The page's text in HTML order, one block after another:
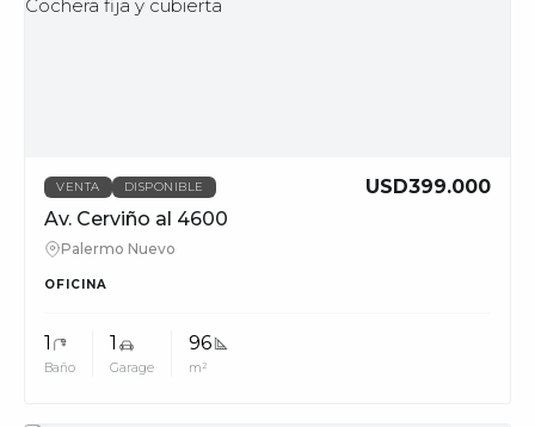
VENTA DISPONIBLE
USD399.000
Av. Cerviño al 4600
Palermo Nuevo
OFICINA
1
Baño
1
Garage
96
m²